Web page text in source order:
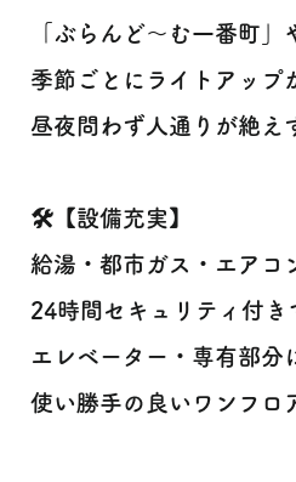
「ぶらんど〜む一番町」
季節ごとにライトアップ
昼夜問わず人通りが絶え
🛠️【設備充実】
給湯・都市ガス・エアコ
24時間セキュリティ付き
エレベーター・専有部分
使い勝手の良いワンフロ